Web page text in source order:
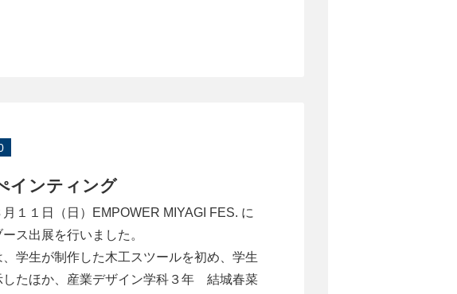
インティング
１１日（日）EMPOWER MIYAGI FES. に
ス出展を行いました。
、学生が制作した木工スツールを初め、学生
したほか、産業デザイン学科３年 結城春菜